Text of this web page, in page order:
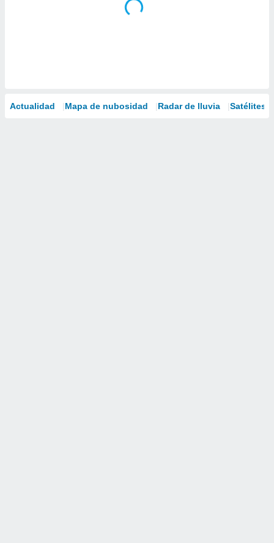
Actualidad Mapa de nubosidad Radar de lluvia Satélites